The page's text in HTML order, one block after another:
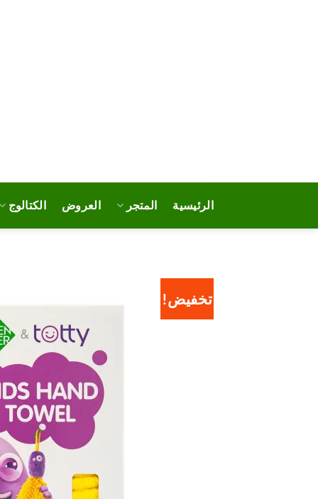
الرئيسية المتجر العروض الكتالوج
تخفيض!